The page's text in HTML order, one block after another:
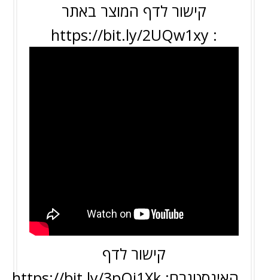
קישור לדף המוצר באתר
:
https://bit.ly/2UQw1xy
קישור לדף